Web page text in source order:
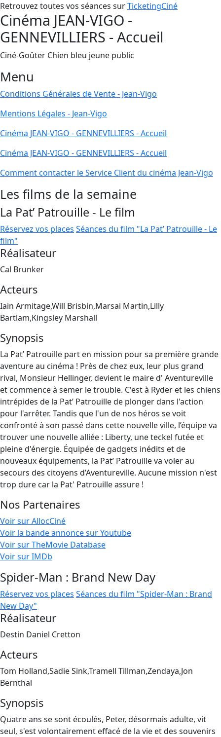
Retrouvez toutes vos séances surTicketingCiné
Cinéma JEAN-VIGO -
GENNEVILLIERS - Accueil
Ciné-Goûter Chien bleu jeune public
Menu
Conditions Générales de Vente - Jean-Vigo
Mentions Légales - Jean-Vigo
Cinéma JEAN-VIGO - GENNEVILLIERS - Accueil
Cinéma JEAN-VIGO - GENNEVILLIERS - Accueil
Comment contacter le Service Client du cinéma Jean-Vigo
Les films de la semaine
La Pat’ Patrouille - Le film
Réservez vos places Séances du film "La Pat’ Patrouille - Le
film"
Réalisateur
Cal Brunker
Acteurs
Iain Armitage,Will Brisbin,Marsai Martin,Lilly
Bartlam,Kingsley Marshall
Synopsis
La Pat’ Patrouille part en mission pour sa première grande
aventure au cinéma ! Près de chez eux, leur plus grand
rival, Monsieur Hellinger, devient le maire d' Aventureville
et commence à semer le trouble. C'est à Ryder et les chiens
intrépides de la Pat’ Patrouille de plonger dans l'action
pour l'arrêter. Tandis que l'un de nos héros se voit
confronté à son passé dans cette nouvelle ville, l’équipe va
trouver une nouvelle alliée : Liberty, une teckel futée et
pleine d'énergie. Équipée de gadgets inédits et de
nouveaux équipements, la Pat’ Patrouille va voler au
secours des citoyens d’Aventureville. Aucune mission n'est
trop dure car la Pat' Patrouille assure !
Nos Partenaires
Voir sur AllocCiné
Voir la bande annonce sur Youtube
Voir sur TheMovie Database
Voir sur IMDb
Spider-Man : Brand New Day
Réservez vos places Séances du film "Spider-Man : Brand
New Day"
Réalisateur
Destin Daniel Cretton
Acteurs
Tom Holland,Sadie Sink,Tramell Tillman,Zendaya,Jon
Bernthal
Synopsis
Quatre ans se sont écoulés, Peter, désormais adulte, vit
seul, s'est volontairement effacé de la vie et des souvenirs